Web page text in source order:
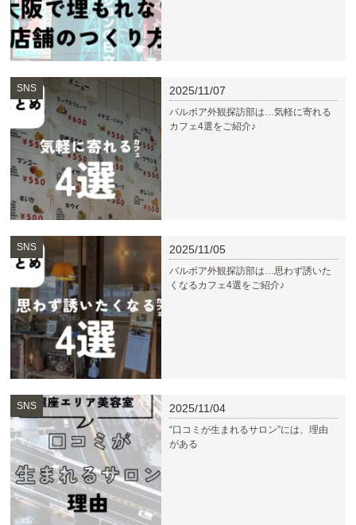
SNS 2025/11/07
バルボア外観探訪部は…気軽に寄れる
カフェ4選をご紹介♪
SNS 2025/11/05
︎バルボア外観探訪部は…思わず誘いた
くなるカフェ4選をご紹介♪
SNS 2025/11/04
“口コミが生まれるサロン”には、理由
がある